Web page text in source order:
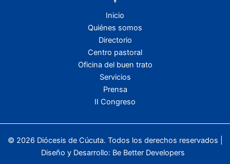
Inicio
Quiénes somos
Directorio
Centro pastoral
Oficina del buen trato
Servicios
Prensa
II Congreso
© 2026 Diócesis de Cúcuta. Todos los derechos reservados |
Diseño y Desarrollo: Be Better Developers